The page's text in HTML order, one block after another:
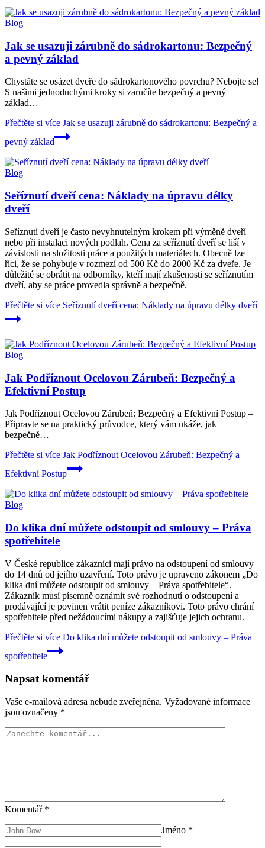
Blog
Jak se usazuji zárubně do sádrokartonu: Bezpečný
a pevný základ
Chystáte se osázet dveře do sádrokartonového povrchu? Nebojte se!
S našimi jednoduchými kroky si zaručíte bezpečný a pevný
základ…
Přečtěte si více Jak se usazuji zárubně do sádrokartonu: Bezpečný a
pevný základ
Blog
Seříznutí dveří cena: Náklady na úpravu délky
dveří
Seříznutí dveří je často nevyhnutelným krokem při výměně dveří
nebo při instalaci nových podlah. Cena za seříznutí dveří se liší v
závislosti na složitosti práce a použitých materiálech. Obecně lze
říci, že se pohybuje v rozmezí od 500 Kč do 2000 Kč za dveře. Je
důležité se obrátit na odborníky, kteří mají zkušenosti se seříznutím
dveří, aby se práce provedla správně a bezpečně.
Přečtěte si více Seříznutí dveří cena: Náklady na úpravu délky dveří
Blog
Jak Podříznout Ocelovou Zárubeň: Bezpečný a
Efektivní Postup
Jak Podříznout Ocelovou Zárubeň: Bezpečný a Efektivní Postup –
Připravte se na praktický průvodce, který vám ukáže, jak
bezpečně…
Přečtěte si více Jak Podříznout Ocelovou Zárubeň: Bezpečný a
Efektivní Postup
Blog
Do klika dní můžete odstoupit od smlouvy – Práva
spotřebitele
V České republice zákazníci mají právo na odstoupení od smlouvy
do 14 dnů od jejího uzavření. Toto právo je upraveno zákonem „Do
klika dní můžete odstoupit od smlouvy – Práva spotřebitele“.
Zákazník musí písemně oznámit své rozhodnutí o odstoupení a
prodávající je povinen vrátit peníze zákazníkovi. Toto právo chrání
spotřebitele před nežádoucími nákupy a zajišťuje jejich ochranu.
Přečtěte si více Do klika dní můžete odstoupit od smlouvy – Práva
spotřebitele
Napsat komentář
Vaše e-mailová adresa nebude zveřejněna. Vyžadované informace
jsou označeny *
Komentář *
Jméno *